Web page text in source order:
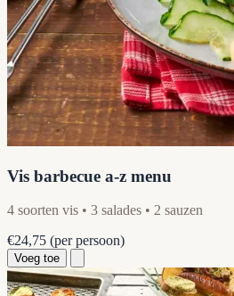
Vis barbecue a-z menu
4 soorten vis • 3 salades • 2 sauzen
€24,75 (per persoon)
Voeg toe